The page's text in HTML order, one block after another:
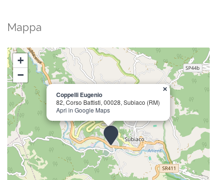
Mappa
Coppelli Eugenio
82, Corso Battisti, 00028, Subiaco (RM)
Apri in Google Maps
×
+
−